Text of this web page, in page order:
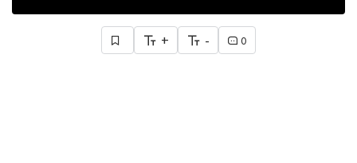
+ - 0